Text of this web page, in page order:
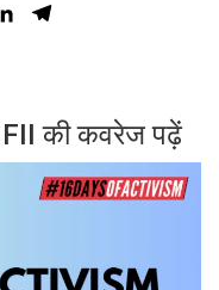
LinkedIn
की कवरेज पढ़ें